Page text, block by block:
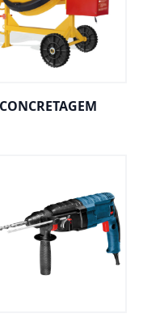
CONCRETAGEM